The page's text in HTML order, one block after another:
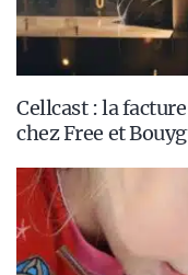
Cellcast : la
chez Free et